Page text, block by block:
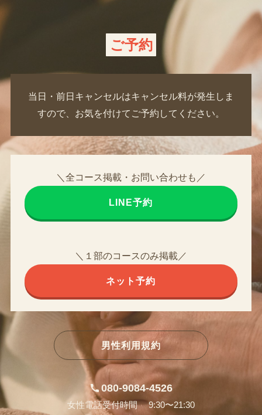
ご予約
当日・前日キャンセルはキャンセル料が発生しま
すので、お気を付けてご予約してください。
＼全コース掲載・お問い合わせも／
LINE予約
＼１部のコースのみ掲載／
ネット予約
男性利用規約
080-9084-4526
女性電話受付時間 9:30〜21:30